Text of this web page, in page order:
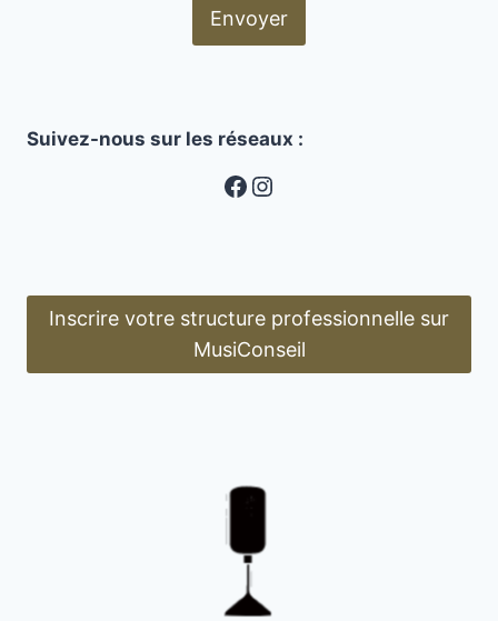
Envoyer
Suivez-nous sur les réseaux :
MusiConseil
Instagram
Inscrire votre structure professionnelle sur
MusiConseil